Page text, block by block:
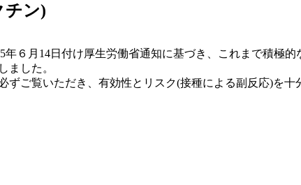
チン)
年６月14日付け厚生労働省通知に基づき、これまで積極
ました。
ずご覧いただき、有効性とリスク(接種による副反応)を十